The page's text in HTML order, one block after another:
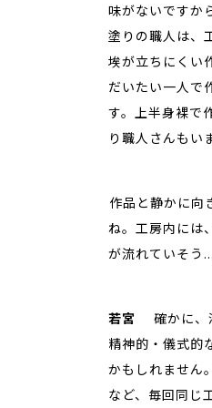
味がないですか
塗りの職人は、
埃が立ちにくい
だいたい一人で
す。上半身裸で
り職人さんもい
――作品と静かに
ね。工房内には
が流れていそう…
若宮
確かに、
精神的・儀式的
かもしれません
など、毎回同じ